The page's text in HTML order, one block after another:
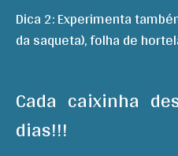
Dica 2: Experimenta
da saqueta), folha de
Cada caixinha
dias!!!